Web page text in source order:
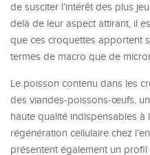
de susciter l’intérêt des plus
delà de leur aspect attirant, il
que ces croquettes apportent
termes de macro que de
Le poisson contenu dans les
des viandes-poissons-œufs,
haute qualité indispensables à
régénération cellulaire chez
présentent également un